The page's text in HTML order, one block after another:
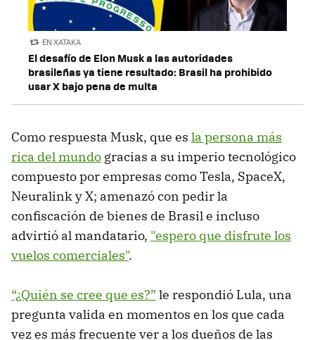
EN XATAKA
El desafío de Elon Musk a las autoridades
brasileñas ya tiene resultado: Brasil ha prohibido
usar X bajo pena de multa
Como respuesta Musk, que es la persona más
rica del mundo gracias a su imperio tecnológico
compuesto por empresas como Tesla, SpaceX,
Neuralink y X; amenazó con pedir la
confiscación de bienes de Brasil e incluso
advirtió al mandatario, "espero que disfrute los
vuelos comerciales".
“¿Quién se cree que es?” le respondió Lula, una
pregunta valida en momentos en los que cada
vez es más frecuente ver a los dueños de las